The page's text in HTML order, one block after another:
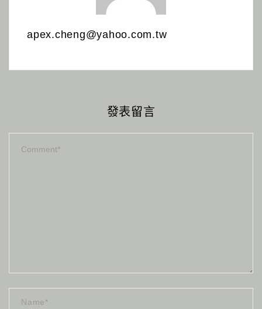
apex.cheng@yahoo.com.tw
發表留言